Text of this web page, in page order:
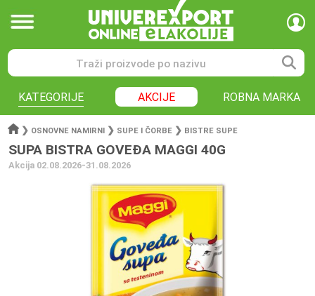
KATEGORIJE AKCIJE ROBNA MARKA
❯ OSNOVNE NAMIRNI ❯ SUPE I ČORBE ❯ BISTRE SUPE
SUPA BISTRA GOVEĐA MAGGI 40G
Akcija 02.08.2026-31.08.2026